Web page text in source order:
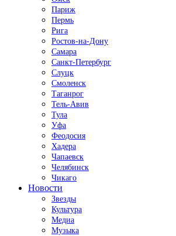
Париж
Пермь
Рига
Ростов-на-Дону
Самара
Санкт-Петербург
Слуцк
Смоленск
Таганрог
Тель-Авив
Тула
Уфа
Феодосия
Хадера
Чапаевск
Челябинск
Чикаго
Новости
Звезды
Культура
Медиа
Музыка